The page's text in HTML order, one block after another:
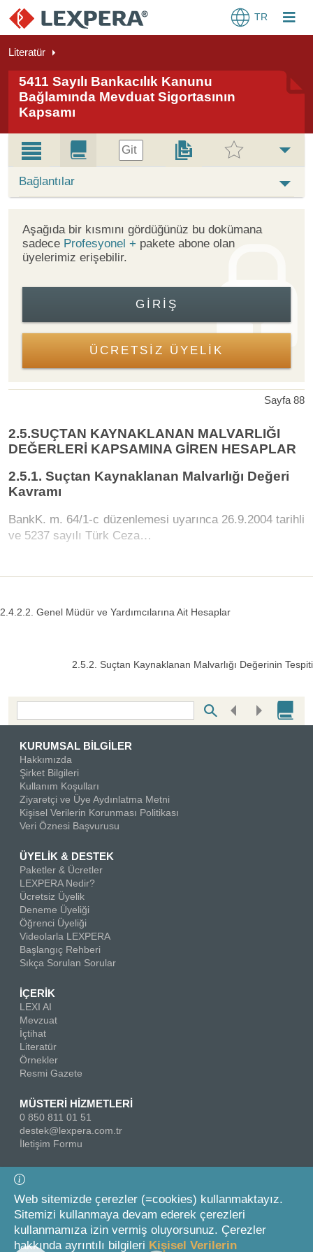
TR
Literatür
5411 Sayılı Bankacılık Kanunu
Bağlamında Mevduat Sigortasının
Kapsamı
Git
Bağlantılar
Aşağıda bir kısmını gördüğünüz bu dokümana
sadece Profesyonel + pakete abone olan
üyelerimiz erişebilir.
GIRIŞ
ÜCRETSİZ ÜYELİK
Sayfa 88
2.5.SUÇTAN KAYNAKLANAN MALVARLIĞI
DEĞERLERİ KAPSAMINA GİREN HESAPLAR
2.5.1. Suçtan Kaynaklanan Malvarlığı Değeri
Kavramı
BankK. m. 64/1-c düzenlemesi uyarınca 26.9.2004 tarihli
ve 5237 sayılı Türk Ceza…
2.4.2.2. Genel Müdür ve Yardımcılarına Ait Hesaplar
2.5.2. Suçtan Kaynaklanan Malvarlığı Değerinin Tespiti
Bottom Search Toolbar Highlight Text
KURUMSAL BİLGİLER
Hakkımızda
Şirket Bilgileri
Kullanım Koşulları
Ziyaretçi ve Üye Aydınlatma Metni
Kişisel Verilerin Korunması Politikası
Veri Öznesi Başvurusu
ÜYELİK & DESTEK
Paketler & Ücretler
LEXPERA Nedir?
Ücretsiz Üyelik
Deneme Üyeliği
Öğrenci Üyeliği
Videolarla LEXPERA
Başlangıç Rehberi
Sıkça Sorulan Sorular
İÇERİK
LEXI AI
Mevzuat
İçtihat
Literatür
Örnekler
Resmi Gazete
MÜSTERİ HİZMETLERİ
0 850 811 01 51
destek@lexpera.com.tr
İletişim Formu
Bizi Takip Edin
Web sitemizde çerezler (=cookies) kullanmaktayız.
Sitemizi kullanmaya devam ederek çerezleri
kullanmamıza izin vermiş oluyorsunuz. Çerezler
hakkında ayrıntılı bilgileri Kişisel Verilerin